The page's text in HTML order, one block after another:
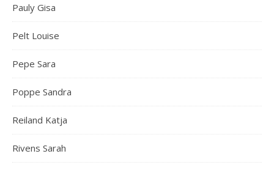
Pauly Gisa
Pelt Louise
Pepe Sara
Poppe Sandra
Reiland Katja
Rivens Sarah